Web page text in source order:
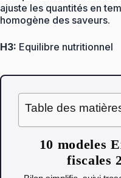
ajuste les quantités en
homogène des saveurs.
H3: Equilibre nutritionnel
Table des
10 modeles
fiscales